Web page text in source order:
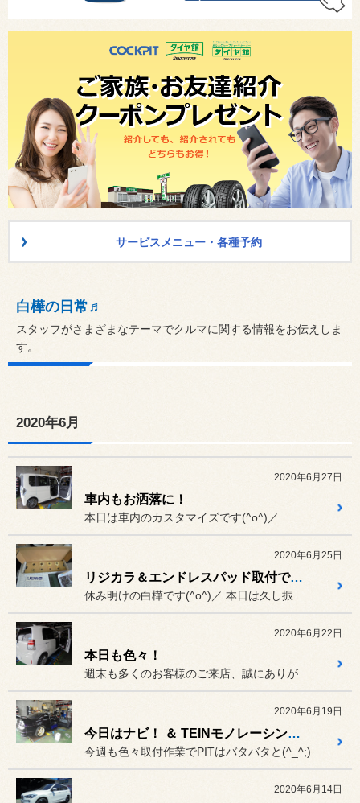
サービスメニュー・各種予約
白樺の日常♬
スタッフがさまざまなテーマでクルマに関する情報をお伝えしま
す。
2020年6月
2020年6月27日
車内もお洒落に！
本日は車内のカスタマイズです(^o^)／
2020年6月25日
リジカラ＆エンドレスパッド取付です！
2020年6月22日
本日も色々！
2020年6月19日
今日はナビ！ ＆ TEINモノレーシング取付
今週も色々取付作業でPITはバタバタと(^_^;)
2020年6月14日